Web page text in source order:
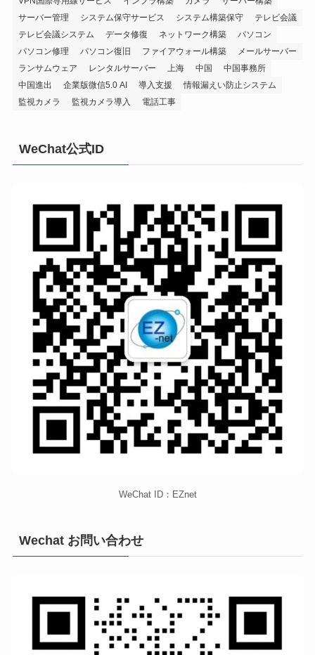
サーバー管理
システム保守サービス システム構築保守
テレビ会議
テレビ会議システム
データ修復 ネットワーク構築
パソコン
パソコン修理
パソコン復旧 ファイアウォール構築
メールサーバー
ランサムウェア
レンタルサーバー 上海 中国
中国事務所
中国進出
企業版微信5.0 AI 導入支援
情報漏えい防止システム
監視カメラ
監視カメラ導入 電話工事
WeChat公式ID
WeChat ID：EZnet
Wechat お問い合わせ